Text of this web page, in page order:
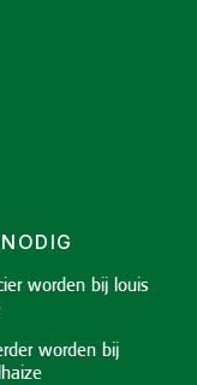
worden bij louis
worden bij